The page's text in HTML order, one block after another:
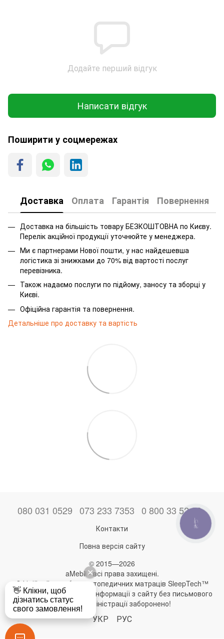
Додайте перший відгук
Написати відгук
Поширити у соцмережах
Доставка Оплата Гарантія Повернення
Доставка на більшість товару БЕЗКОШТОВНА по Києву.
Перелік акційної продукції уточнюйте у менеджера.
Ми є партнерами Нової пошти, у нас найдешевша
логістика зі знижками до 70% від вартості послуг
перевізника.
Також надаємо послуги по підйому, заносу та зборці у
Києві.
Офіційна гарантія та повернення.
Детальніше про доставку та вартість
080 031 0529 073 233 7353 0 800 33 52 06
Контакти
Повна версія сайту
© 2015—2026
aMebli - всі права захищені.
Офіційний виробник ортопедичних матраців SleepTech™
Будь-яке використання інформації з сайту без письмового
дозволу адміністрації заборонено!
УКР РУС
КНОПКА
ЗВ'ЯЗКУ